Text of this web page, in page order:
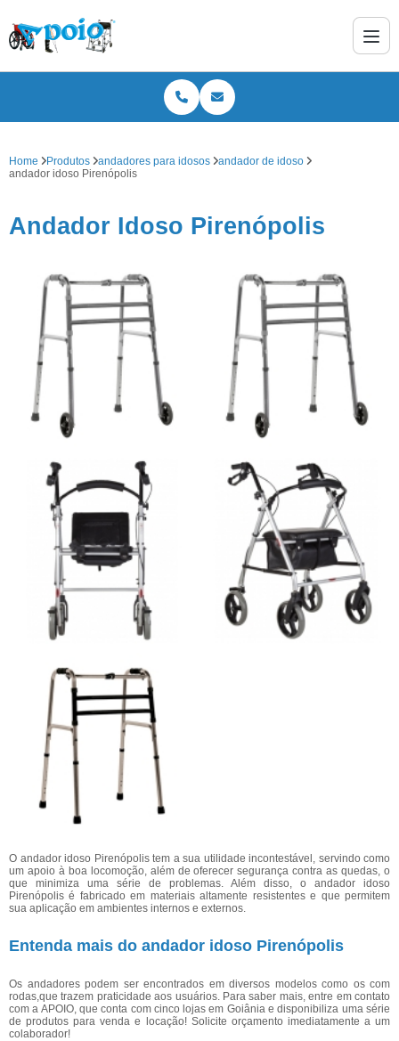
Home Produtos andadores para idosos
andador de idoso
andador idoso Pirenópolis
Andador Idoso Pirenópolis
O andador idoso Pirenópolis tem a sua utilidade incontestável, servindo como
um apoio à boa locomoção, além de oferecer segurança contra as quedas, o
que minimiza uma série de problemas. Além disso, o andador idoso
Pirenópolis é fabricado em materiais altamente resistentes e que permitem
sua aplicação em ambientes internos e externos.
Entenda mais do andador idoso Pirenópolis
Os andadores podem ser encontrados em diversos modelos como os com
rodas,que trazem praticidade aos usuários. Para saber mais, entre em contato
com a APOIO, que conta com cinco lojas em Goiânia e disponibiliza uma série
de produtos para venda e locação! Solicite orçamento imediatamente a um
colaborador!